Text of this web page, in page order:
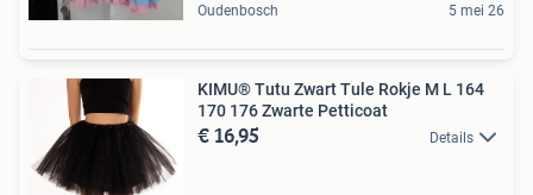
Oudenbosch 5 mei 26
KIMU® Tutu Zwart Tule Rokje M L 164
170 176 Zwarte Petticoat
€ 16,95 Details